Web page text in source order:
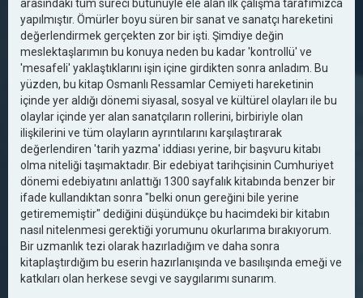
arasındaki tüm süreci bütünüyle ele alan ilk çalışma tarafımızca
yapılmıştır. Ömürler boyu süren bir sanat ve sanatçı hareketini
değerlendirmek gerçekten zor bir işti. Şimdiye değin
meslektaşlarımın bu konuya neden bu kadar 'kontrollü' ve
'mesafeli' yaklaştıklarını işin içine girdikten sonra anladım. Bu
yüzden, bu kitap Osmanlı Ressamlar Cemiyeti hareketinin
içinde yer aldığı dönemi siyasal, sosyal ve kültürel olayları ile bu
olaylar içinde yer alan sanatçıların rollerini, birbiriyle olan
ilişkilerini ve tüm olayların ayrıntılarını karşılaştırarak
değerlendiren 'tarih yazma' iddiası yerine, bir başvuru kitabı
olma niteliği taşımaktadır. Bir edebiyat tarihçisinin Cumhuriyet
dönemi edebiyatını anlattığı 1300 sayfalık kitabında benzer bir
ifade kullandıktan sonra "belki onun gereğini bile yerine
getirememiştir" dediğini düşündükçe bu hacimdeki bir kitabın
nasıl nitelenmesi gerektiği yorumunu okurlarıma bırakıyorum.
Bir uzmanlık tezi olarak hazırladığım ve daha sonra
kitaplaştırdığım bu eserin hazırlanışında ve basılışında emeği ve
katkıları olan herkese sevgi ve saygılarımı sunarım.